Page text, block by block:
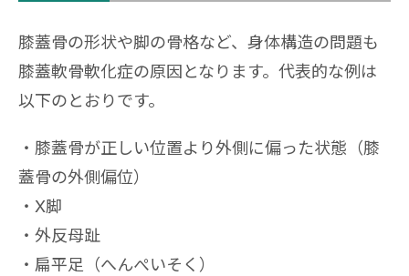
膝蓋骨の形状や脚の骨格など、身体構造の問題も
膝蓋軟骨軟化症の原因となります。代表的な例は
以下のとおりです。
膝蓋骨が正しい位置より外側に偏った状態（膝
蓋骨の外側偏位）
X脚
外反母趾
扁平足（へんぺいそく）